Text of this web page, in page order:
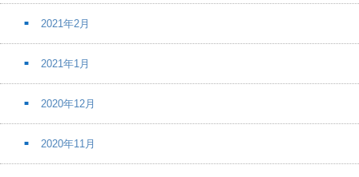
2021年2月
2021年1月
2020年12月
2020年11月